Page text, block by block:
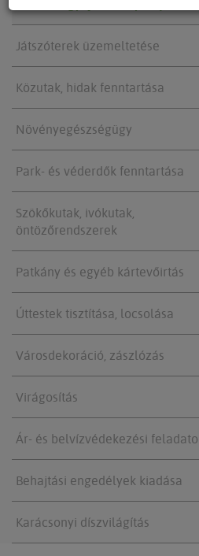
Játszóterek üzemeltetése
Közutak, hidak fenntartása
Növényegészségügy
Park- és véderdők fenntartása
Szökőkutak, ivókutak,
öntözőrendszerek
Patkány és egyéb kártevőirtás
Úttestek tisztítása, locsolása
Városdekoráció, zászlózás
Virágosítás
Ár- és belvízvédekezési
Behajtási engedélyek kiadása
Karácsonyi díszvilágítás